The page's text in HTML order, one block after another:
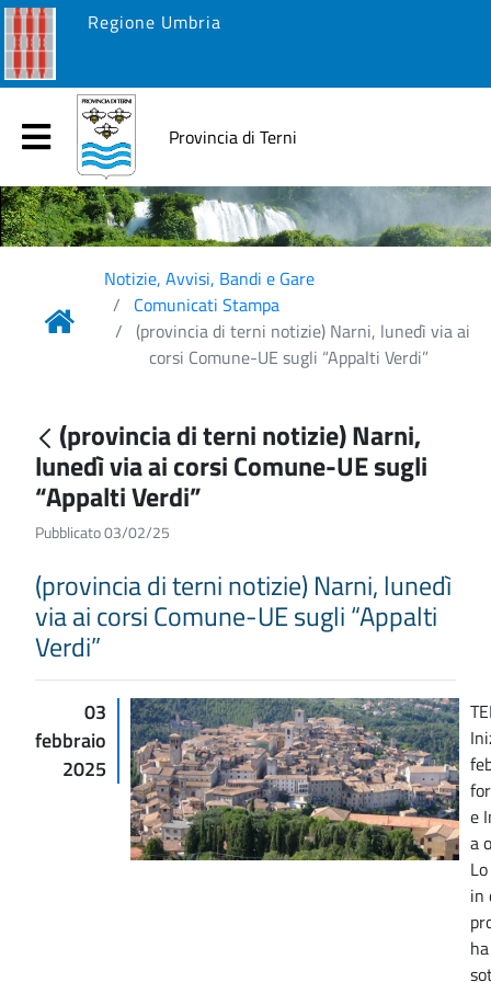
Regione Umbria
Provincia di Terni
Notizie, Avvisi, Bandi e Gare
Comunicati Stampa
(provincia di terni notizie) Narni, lunedì via ai
corsi Comune-UE sugli “Appalti Verdi”
(provincia di terni notizie) Narni,
lunedì via ai corsi Comune-UE sugli
“Appalti Verdi”
Pubblicato 03/02/25
(provincia di terni notizie) Narni, lunedì
via ai corsi Comune-UE sugli “Appalti
Verdi”
03
febbraio
2025
e
a
in